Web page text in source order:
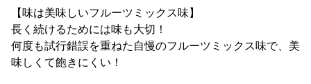
【味は美味しいフルーツミックス味】
長く続けるためには味も大切！
何度も試行錯誤を重ねた自慢のフルーツミックス味で、美
味しくて飽きにくい！